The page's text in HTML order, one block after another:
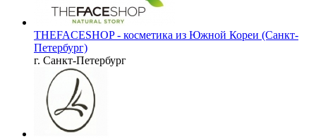
THEFACESHOP - косметика из Южной Кореи (Санкт-
Петербург)
г. Санкт-Петербург